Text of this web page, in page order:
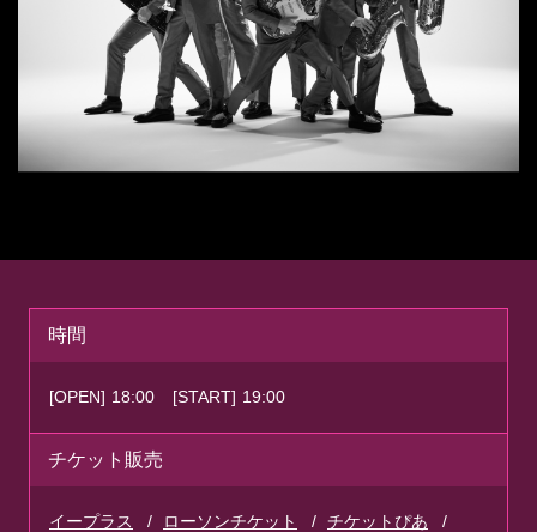
時間
[OPEN] 18:00 [START] 19:00
チケット販売
イープラス ローソンチケット チケットぴあ